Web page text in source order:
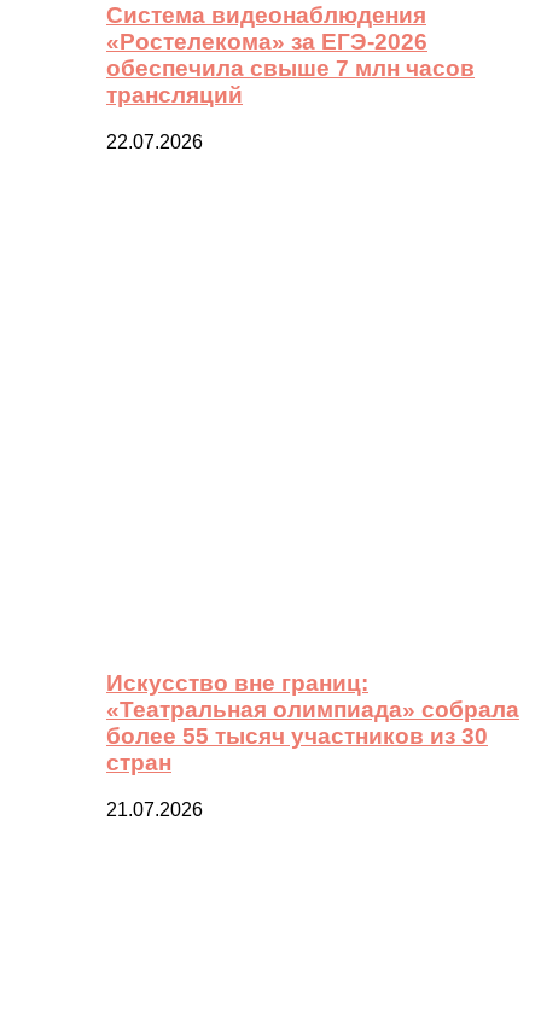
Система видеонаблюдения
«Ростелекома» за ЕГЭ-2026
обеспечила свыше 7 млн часов
трансляций
22.07.2026
Искусство вне границ:
«Театральная олимпиада» собрала
более 55 тысяч участников из 30
стран
21.07.2026